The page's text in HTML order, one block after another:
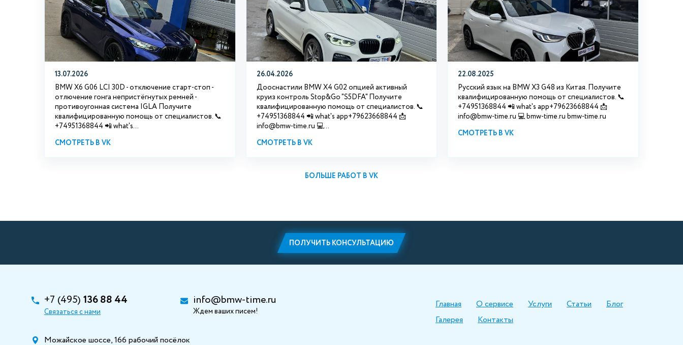
13.07.2026
BMW X6 G06 LCI 30D - отключение старт-стоп -
отлючение гонга непристёгнутых ремней -
противоугонная система IGLA Получите
квалифицированную помощь от специалистов. 📞
+74951368844 📲 what's...
СМОТРЕТЬ В VK
26.04.2026
Дооснастили BMW X4 G02 опцией активный
круиз контроль Stop&Go "S5DFA" Получите
квалифицированную помощь от специалистов. 📞
+74951368844 📲 what's app+79623668844 📩
info@bmw-time.ru 💻...
СМОТРЕТЬ В VK
22.08.2025
Русский язык на BMW X3 G48 из Китая. Получите
квалифицированную помощь от специалистов. 📞
+74951368844 📲 what's app+79623668844 📩
info@bmw-time.ru 💻 bmw-time.ru bmw-time.ru
СМОТРЕТЬ В VK
БОЛЬШЕ РАБОТ В VK
ПОЛУЧИТЬ КОНСУЛЬТАЦИЮ
+7 (495) 136 88 44
Связаться с нами
info@bmw-time.ru
Ждем ваших писем!
Можайское шоссе, 166 рабочий посёлок
Главная О сервисе Услуги Статьи
Блог
Галерея
Контакты